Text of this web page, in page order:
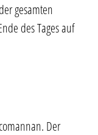
gesamten
des Tages auf
Der